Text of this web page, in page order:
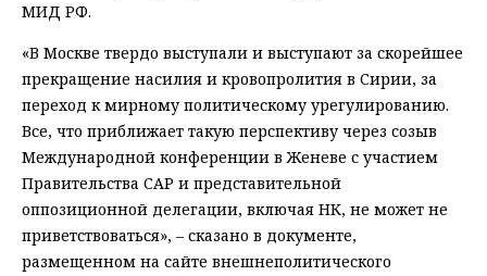
МИД РФ.
«В Москве твердо выступали и выступают за скорейшее
прекращение насилия и кровопролития в Сирии, за
переход к мирному политическому урегулированию.
Все, что приближает такую перспективу через созыв
Международной конференции в Женеве с участием
Правительства САР и представительной
оппозиционной делегации, включая НК, не может не
приветствоваться», – сказано в документе,
размещенном на сайте внешнеполитического